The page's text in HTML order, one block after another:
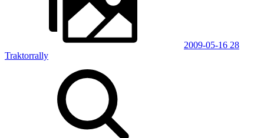
2009-05-16 28
Traktorrally